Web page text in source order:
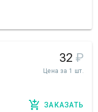
32 ₽
Цена за 1 шт.
ЗАКАЗАТЬ